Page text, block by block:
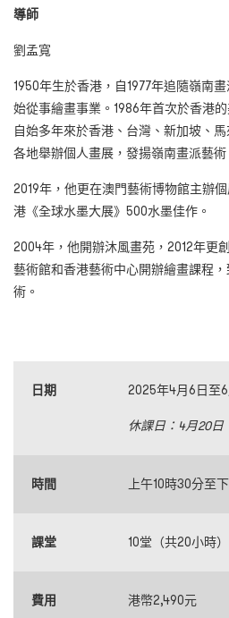
導師
劉孟寬
1950年生於香港，自1977年追隨嶺南
始從事繪畫事業。1986年首次於香港
自始多年來於香港、台灣、新加坡、
各地舉辦個人畫展，發揚嶺南畫派藝術
2019年，他更在澳門藝術博物館主辦
港《全球水墨大展》500水墨佳作。
2004年，他開辦沐風畫苑，2012年更
藝術館和香港藝術中心開辦繪畫課程
術。
日期 2025年4月6日至
休課日： 4月20日
時間 上午10時30分至
課堂 10堂（共20小時）
費用 港幣2,490元